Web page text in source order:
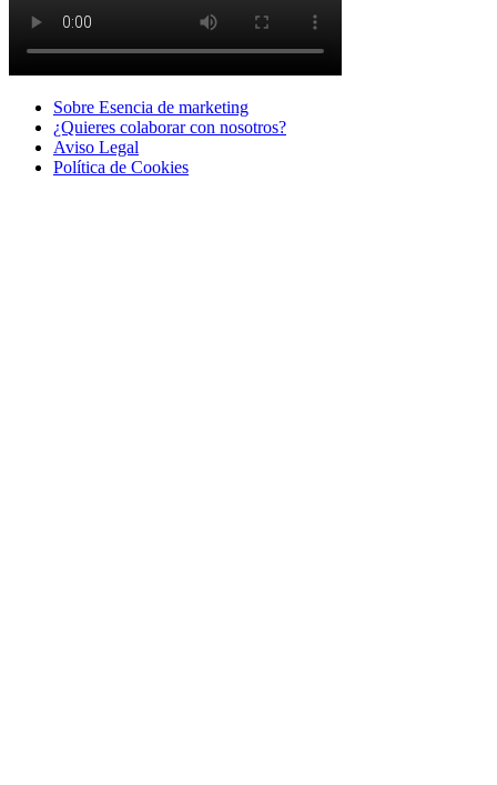
Sobre Esencia de marketing
¿Quieres colaborar con nosotros?
Aviso Legal
Polí­tica de Cookies